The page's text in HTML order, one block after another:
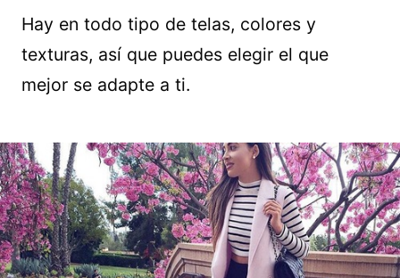
Hay en todo tipo de telas, colores y
texturas, así que puedes elegir el que
mejor se adapte a ti.